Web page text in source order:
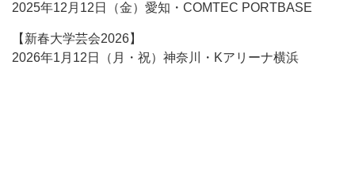
2025年12月12日（金）愛知・COMTEC PORTBASE
【新春大学芸会2026】
2026年1月12日（月・祝）神奈川・Kアリーナ横浜